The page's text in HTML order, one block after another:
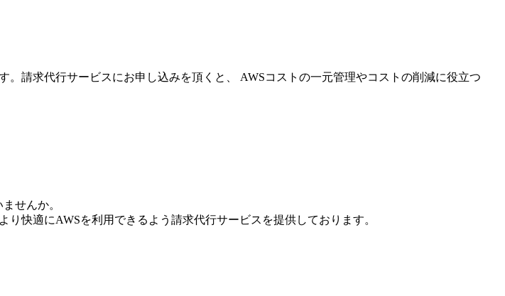
請求代行サービスにお申し込みを頂くと、 AWSコストの一元管理やコストの削減に役立つ
せんか。
快適にAWSを利用できるよう請求代行サービスを提供しております。